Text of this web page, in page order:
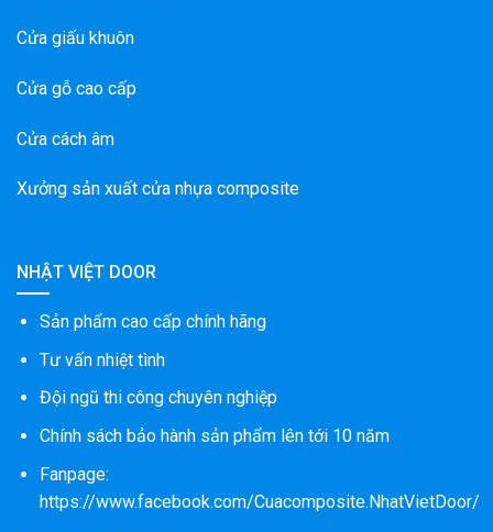
Cửa giấu khuôn
Cửa gỗ cao cấp
Cửa cách âm
Xưởng sản xuất cửa nhựa composite
NHẬT VIỆT DOOR
Sản phẩm cao cấp chính hãng
Tư vấn nhiệt tình
Đội ngũ thi công chuyên nghiệp
Chính sách bảo hành sản phẩm lên tới 10 năm
Fanpage:
https://www.facebook.com/Cuacomposite.NhatVietDoor/